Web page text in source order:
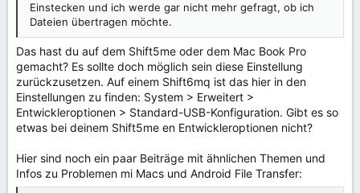
Einstecken und ich werde gar nicht mehr gefragt, ob ich
Dateien übertragen möchte.
Das hast du auf dem Shift5me oder dem Mac Book Pro
gemacht? Es sollte doch möglich sein diese Einstellung
zurückzusetzen. Auf einem Shift6mq ist das hier in den
Einstellungen zu finden: System > Erweitert >
Entwickleroptionen > Standard-USB-Konfiguration. Gibt es so
etwas bei deinem Shift5me en Entwickleroptionen nicht?
Hier sind noch ein paar Beiträge mit ähnlichen Themen und
Infos zu Problemen mi Macs und Android File Transfer: